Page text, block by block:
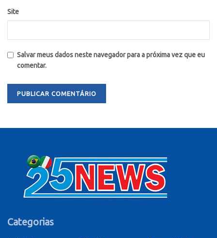
Site
Salvar meus dados neste navegador para a próxima vez que eu
comentar.
Categorias